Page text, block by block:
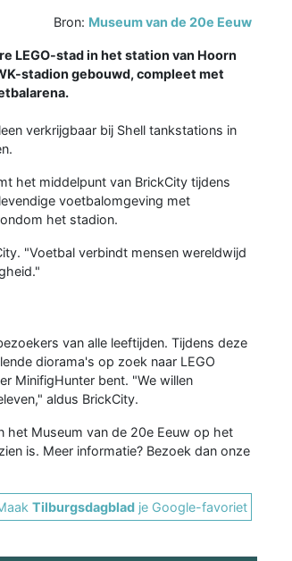
Bron: Museum van de 20e Eeuw
LEGO-stad in het station van Hoorn
stadion gebouwd, compleet met
verkrijgbaar bij Shell tankstations in
het middelpunt van BrickCity tijdens
voetbalomgeving met
het stadion.
"Voetbal verbindt mensen wereldwijd
van alle leeftijden. Tijdens deze
diorama's op zoek naar LEGO
MinifigHunter bent. "We willen
aldus BrickCity.
het Museum van de 20e Eeuw op het
is. Meer informatie? Bezoek dan onze
Tilburgsdagblad je Google-favoriet